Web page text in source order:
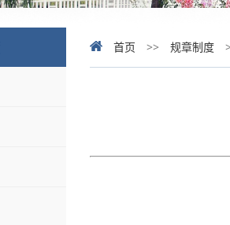
首页 >> 规章制度